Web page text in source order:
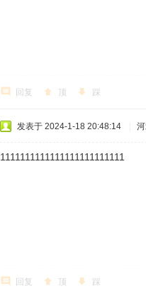
回复 顶 踩
发表于 2024-1-18 20:48:14
1111111111111111111111111
回复 顶 踩